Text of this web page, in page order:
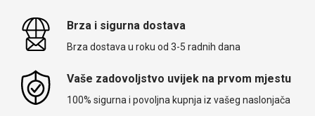
Brza i sigurna dostava
Brza dostava u roku od 3-5 radnih dana
Vaše zadovoljstvo uvijek na prvom mjestu
100% sigurna i povoljna kupnja iz vašeg naslonjača